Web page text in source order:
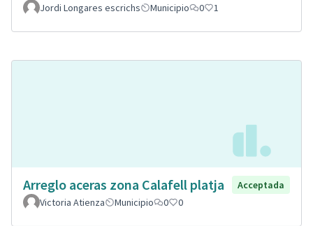
Jordi Longares escrichs Municipio 0 1
Arreglo aceras zona Calafell platja
Acceptada
Victoria Atienza
Municipio 0 0